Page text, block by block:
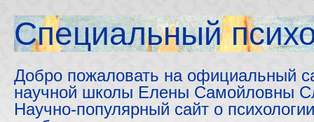
Cпециальный
Добро пожаловать на официальный
научной школы Елены Самойловны
Научно-популярный сайт о